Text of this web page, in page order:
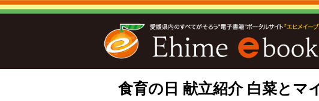
食育の日 献立紹介 白菜とマ